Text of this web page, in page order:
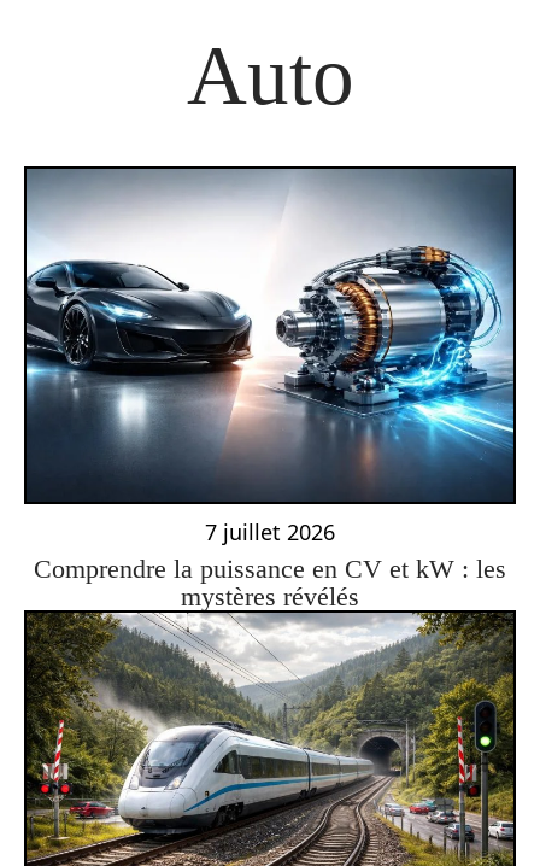
Auto
7 juillet 2026
Comprendre la puissance en CV et kW : les
mystères révélés